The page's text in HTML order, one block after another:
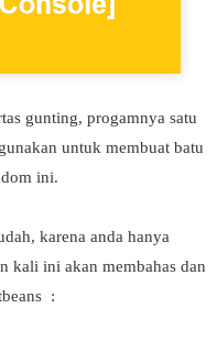
gunting, progamnya satu
untuk membuat batu
ini.
karena anda hanya
kali ini akan membahas dan
: